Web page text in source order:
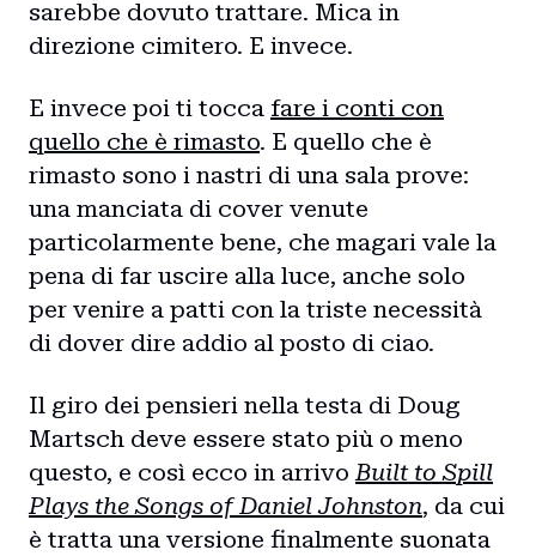
sarebbe dovuto trattare. Mica in
direzione cimitero. E invece.
E invece poi ti tocca fare i conti con
quello che è rimasto. E quello che è
rimasto sono i nastri di una sala prove:
una manciata di cover venute
particolarmente bene, che magari vale la
pena di far uscire alla luce, anche solo
per venire a patti con la triste necessità
di dover dire addio al posto di ciao.
Il giro dei pensieri nella testa di Doug
Martsch deve essere stato più o meno
questo, e così ecco in arrivoBuilt to Spill
Plays the Songs of Daniel Johnston, da cui
è tratta una versione finalmente suonata